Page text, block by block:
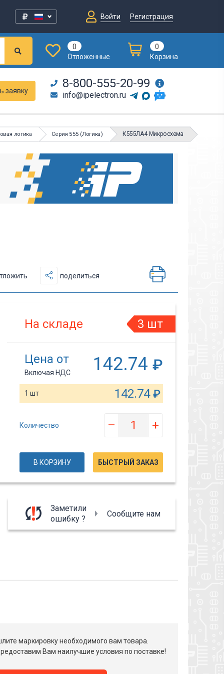
Войти Регистрация
0
Отложенные
0
Корзина
заявку
8-800-555-20-99
info@ipelectron.ru
логика Серия 555 (Логика) К555ЛА4 Микросхема
поделиться
На складе 3 шт
Цена от
Включая НДС 142.74 ₽
1 шт 142.74 ₽
Количество – +
В КОРЗИНУ БЫСТРЫЙ ЗАКАЗ
Заметили
ошибку ?
Сообщите нам
маркировку необходимого вам товара.
Вам наилучшие условия по поставке!